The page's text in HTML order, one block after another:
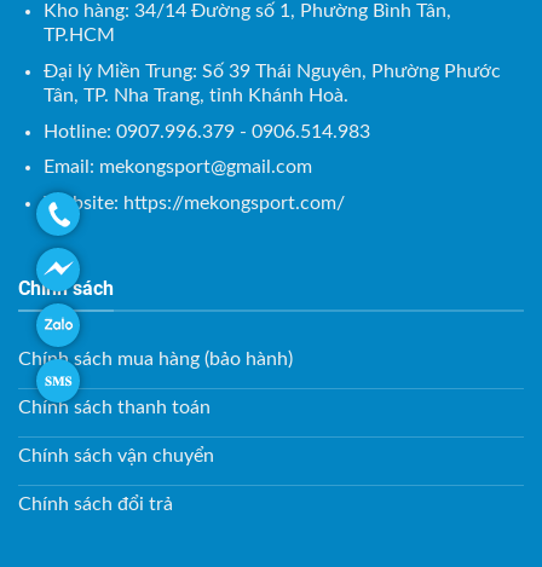
Kho hàng: 34/14 Đường số 1, Phường Bình Tân,
TP.HCM
Đại lý Miền Trung: Số 39 Thái Nguyên, Phường Phước
Tân, TP. Nha Trang, tỉnh Khánh Hoà.
Hotline: 0907.996.379 - 0906.514.983
Email: mekongsport@gmail.com
Website: https://mekongsport.com/
Chính sách
Chính sách mua hàng (bảo hành)
Chính sách thanh toán
Chính sách vận chuyển
Chính sách đổi trả